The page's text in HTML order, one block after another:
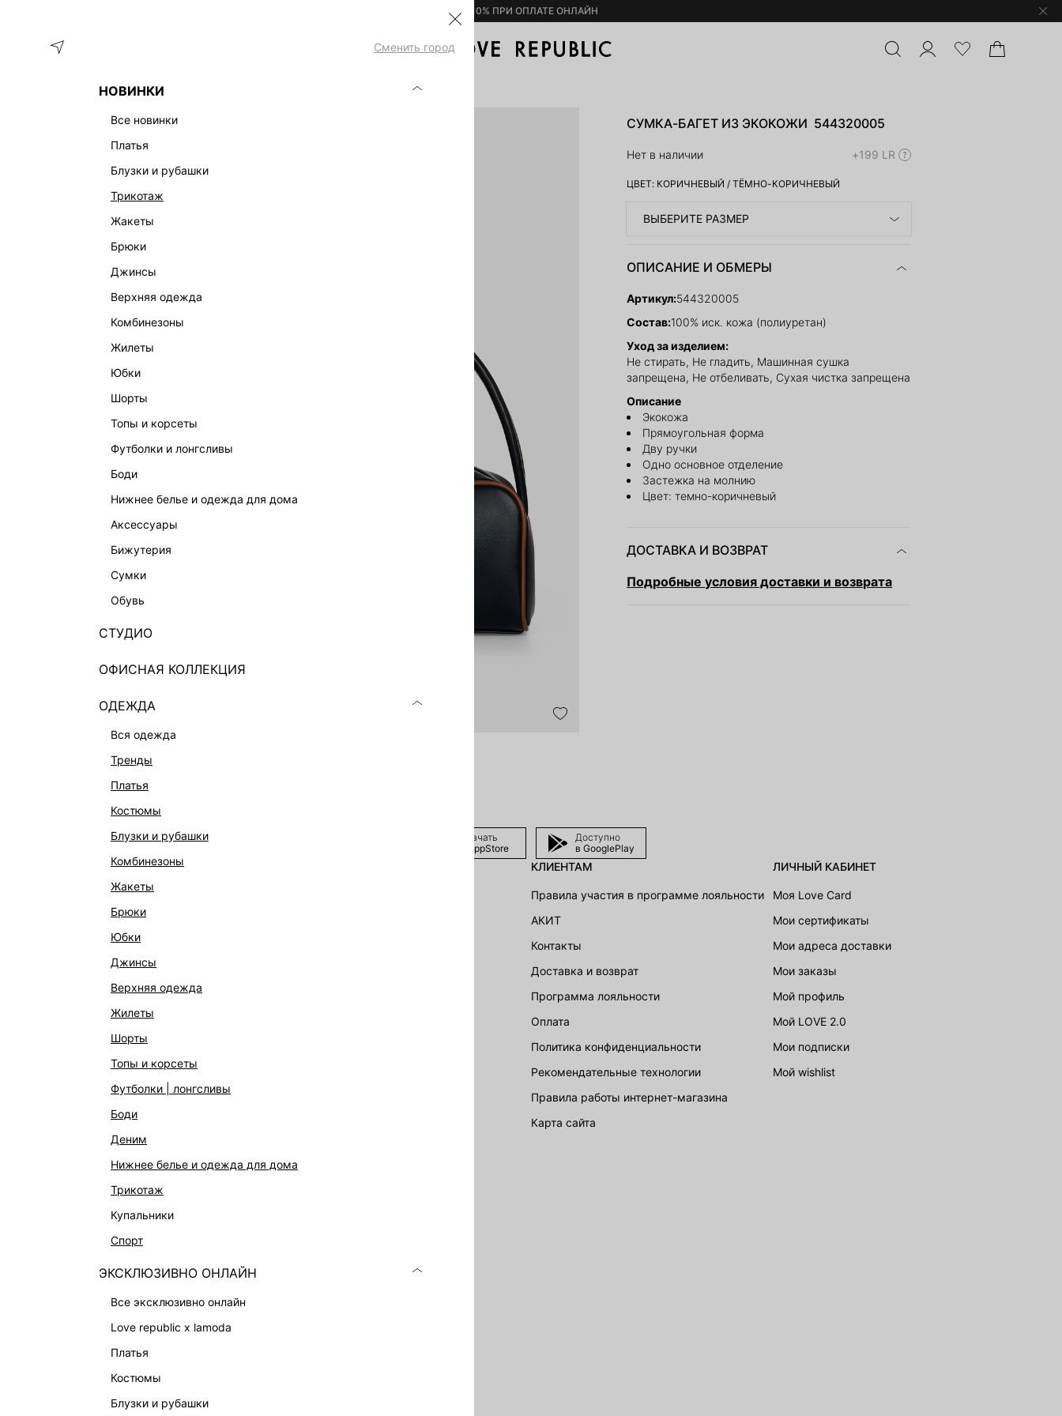
– 10% ПРИ ОПЛАТЕ ОНЛАЙН
Сменить город
НОВИНКИ
все новинки
платья
блузки и рубашки
трикотаж
жакеты
брюки
джинсы
верхняя одежда
комбинезоны
жилеты
юбки
шорты
топы и корсеты
футболки и лонгсливы
боди
нижнее белье и одежда для дома
аксессуары
бижутерия
сумки
обувь
СТУДИО
ОФИСНАЯ КОЛЛЕКЦИЯ
ОДЕЖДА
вся одежда
тренды
платья
костюмы
блузки и рубашки
комбинезоны
жакеты
брюки
юбки
джинсы
верхняя одежда
жилеты
шорты
топы и корсеты
футболки | лонгсливы
боди
деним
нижнее белье и одежда для дома
трикотаж
купальники
спорт
ЭКСКЛЮЗИВНО ОНЛАЙН
все эксклюзивно онлайн
love republic x lamoda
платья
костюмы
блузки и рубашки
СУМКИ
СУМКА-БАГЕТ ИЗ ЭКОКОЖИ 544320005
Нет в наличии +199 LR
ЦВЕТ: КОРИЧНЕВЫЙ /ТЁМНО-КОРИЧНЕВЫЙ
ВЫБЕРИТЕ РАЗМЕР
ОПИСАНИЕ И ОБМЕРЫ
Артикул:544320005
Состав:100% иск. кожа (полиуретан)
Уход за изделием:
Не стирать, Не гладить, Машинная сушка
запрещена, Не отбеливать, Сухая чистка запрещена
Описание
Экокожа
Прямоугольная форма
Дву ручки
Одно основное отделение
Застежка на молнию
Цвет: темно-коричневый
ДОСТАВКА И ВОЗВРАТ
Подробные условия доставки и возврата
Скачать
в AppStore
Доступно
в GooglePlay
ОФИСНАЯ КОЛЛЕКЦИЯ
ЭКСКЛЮЗИВНО ОНЛАЙН
АКСЕССУАРЫ И УКРАШЕНИЯ
ФИНАЛЬНАЯ РАСПРОДАЖА
ПОДАРОЧНЫЕ СЕРТИФИКАТЫ
БАЛЬЗАМЫ-ТИНТЫ
ЛИМИТИРОВАННЫЕ КОЛЛЕКЦИИ
КАПСУЛЬНЫЙ ГАРДЕРОБ
БОХО-ШИК
В ОТТЕНКАХ СЕРОГО
LOVE REPUBLIC MAISON
ДАЙДЖЕСТ
КЛИЕНТАМ
Правила участия в программе лояльности
АКИТ
Контакты
Доставка и возврат
Программа лояльности
Оплата
Политика конфиденциальности
Рекомендательные технологии
Правила работы интернет-магазина
карта сайта
ЛИЧНЫЙ КАБИНЕТ
Моя Love Card
Мои сертификаты
Мои адреса доставки
Мои заказы
Мой профиль
Мой LOVE 2.0
Мои подписки
Мой wishlist